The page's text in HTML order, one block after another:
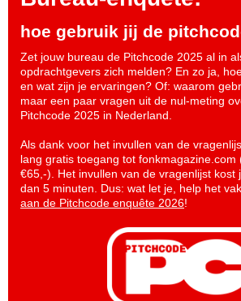
hoe gebruik jij de
Zet jouw bureau de Pitchcode 2025 al in
opdrachtgevers zich melden? En zo ja,
en wat zijn je ervaringen? Of: waarom
maar een paar vragen uit de nul-meting
Pitchcode 2025 in Nederland.
Als dank voor het invullen van de
lang gratis toegang tot fonkmagazine.com
€65,-). Het invullen van de vragenlijst kost
dan 5 minuten. Dus: wat let je, help het
aan de Pitchcode enquête 2026!